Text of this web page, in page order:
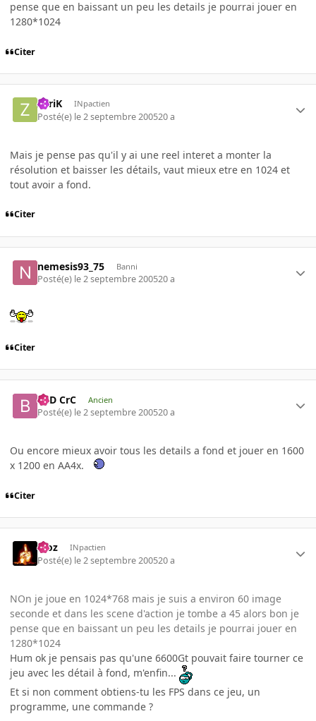
pense que en baissant un peu les details je pourrai jouer en
1280*1024
Citer
ZyriK INpactien
Posté(e) le 2 septembre 200520 a
Mais je pense pas qu'il y ai une reel interet a monter la
résolution et baisser les détails, vaut mieux etre en 1024 et
tout avoir a fond.
Citer
nemesis93_75 Banni
Posté(e) le 2 septembre 200520 a
Citer
BaD CrC Ancien
Posté(e) le 2 septembre 200520 a
Ou encore mieux avoir tous les details a fond et jouer en 1600
x 1200 en AA4x.
Citer
Moz INpactien
Posté(e) le 2 septembre 200520 a
NOn je joue en 1024*768 mais je suis a environ 60 image
seconde et dans les scene d'action je tombe a 45 alors bon je
pense que en baissant un peu les details je pourrai jouer en
1280*1024
Hum ok je pensais pas qu'une 6600Gt pouvait faire tourner ce
jeu avec les détail à fond, m'enfin...
Et si non comment obtiens-tu les FPS dans ce jeu, un
programme, une commande ?